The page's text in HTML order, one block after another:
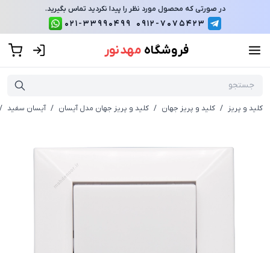
در صورتی که محصول مورد نظر را پیدا نکردید تماس بگیرید.
0912-7075423
021-33990499
فروشگاه مهد نور
کلید و پریز / کلید و پریز جهان / کلید و پریز جهان مدل آیسان / آیسان سفید /